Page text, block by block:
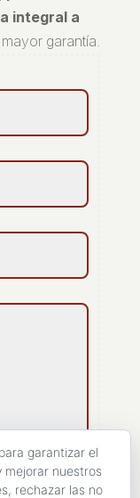
integral a
garantía.
garantizar el
mejorar nuestros
rechazar las no